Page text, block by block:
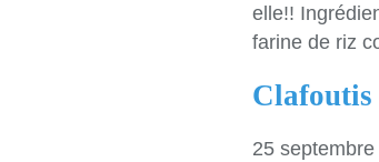
elle!!
farine de riz
Clafoutis
25